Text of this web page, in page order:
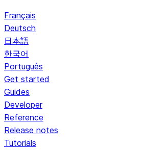
Français
Deutsch
日本語
한국어
Português
Get started
Guides
Developer
Reference
Release notes
Tutorials